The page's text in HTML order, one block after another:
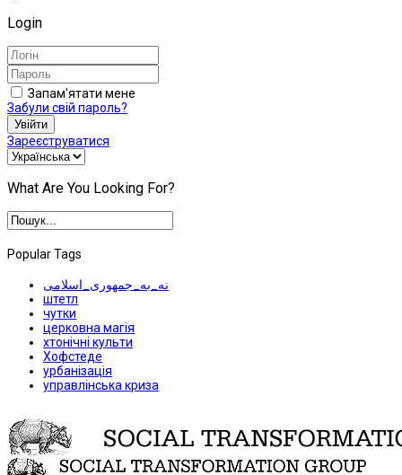
Login
Запам'ятати мене
Забули свій пароль?
Увійти
Зареєструватися
What Are You Looking For?
Popular Tags
نه_به_جمهوری_اسلامی
штетл
чутки
церковна магія
хтонічні культи
Хофстеде
урбанізація
управлінська криза